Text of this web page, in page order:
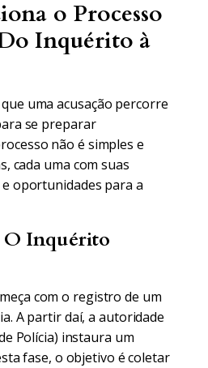
o Processo
Inquérito à
uma acusação percorre
se preparar
não é simples e
cada uma com suas
oportunidades para a
O Inquérito
com o registro de um
A partir daí, a autoridade
Polícia) instaura um
fase, o objetivo é coletar